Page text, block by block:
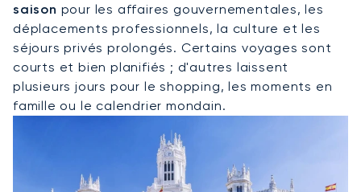
saison pour les affaires gouvernementales, les
déplacements professionnels, la culture et les
séjours privés prolongés. Certains voyages sont
courts et bien planifiés ; d'autres laissent
plusieurs jours pour le shopping, les moments en
famille ou le calendrier mondain.